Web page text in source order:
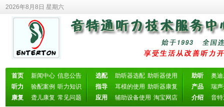
2026年8月8日 星期六
首页 新闻中心 信息公告
听力
验配案例 听力知识
康复
聋儿康复 常见问题
选配 助听器选配 助听器使用
指导
耳模的使用 助听器康复
应用
辅助设备使用 淘宝网店
助听
奥
产品
瑞
介绍
音